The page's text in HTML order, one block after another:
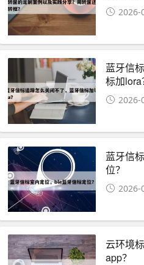
2026-
蓝牙信
标加lora
2026-
蓝牙信
位？
2026-
云环境
app？